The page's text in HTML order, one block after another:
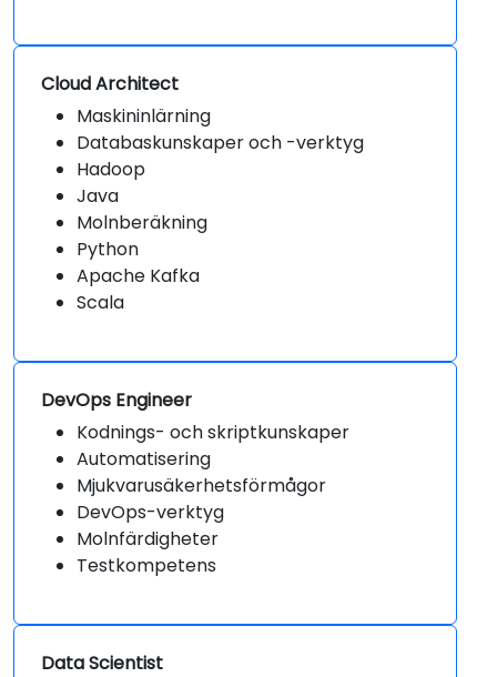
Cloud Architect
Maskininlärning
Databaskunskaper och -verktyg
Hadoop
Java
Molnberäkning
Python
Apache Kafka
Scala
DevOps Engineer
Kodnings- och skriptkunskaper
Automatisering
Mjukvarusäkerhetsförmågor
DevOps-verktyg
Molnfärdigheter
Testkompetens
Data Scientist